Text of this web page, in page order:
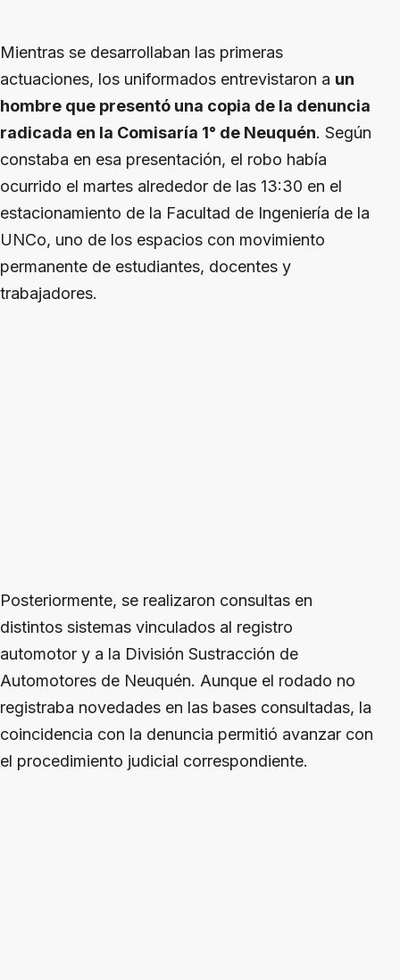
Mientras se desarrollaban las primeras
actuaciones, los uniformados entrevistaron a un
hombre que presentó una copia de la denuncia
radicada en la Comisaría 1° de Neuquén. Según
constaba en esa presentación, el robo había
ocurrido el martes alrededor de las 13:30 en el
estacionamiento de la Facultad de Ingeniería de la
UNCo, uno de los espacios con movimiento
permanente de estudiantes, docentes y
trabajadores.
Posteriormente, se realizaron consultas en
distintos sistemas vinculados al registro
automotor y a la División Sustracción de
Automotores de Neuquén. Aunque el rodado no
registraba novedades en las bases consultadas, la
coincidencia con la denuncia permitió avanzar con
el procedimiento judicial correspondiente.